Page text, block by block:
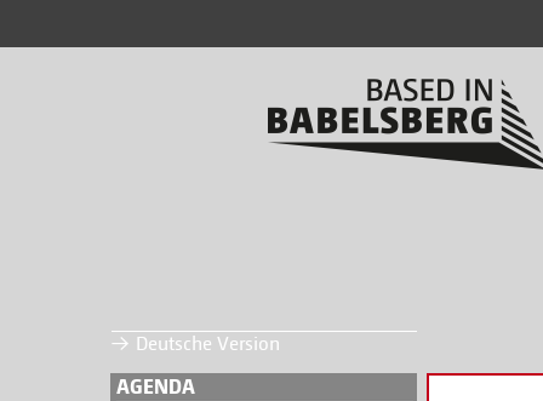
Deutsche Version
AGENDA